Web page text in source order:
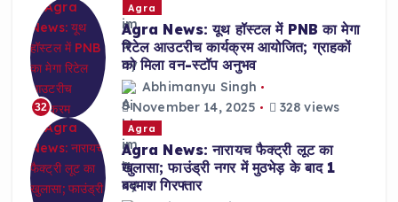
32
Agra
Agra News: यूथ हॉस्टल में PNB का मेगा
रिटेल आउटरीच कार्यक्रम आयोजित; ग्राहकों
को मिला वन-स्टॉप अनुभव
Abhimanyu Singh
November 14, 2025
328 views
Agra
Agra News: नारायच फैक्ट्री लूट का
खुलासा; फाउंड्री नगर में मुठभेड़ के बाद 1
बदमाश गिरफ्तार